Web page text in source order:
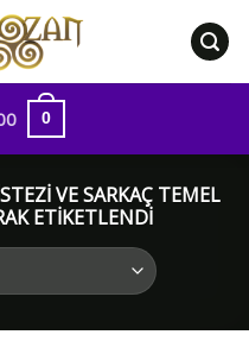
0
VE SARKAÇ TEMEL
ETIKETLENDI